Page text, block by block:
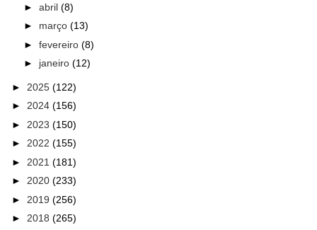
► abril (8)
► março (13)
► fevereiro (8)
► janeiro (12)
► 2025 (122)
► 2024 (156)
► 2023 (150)
► 2022 (155)
► 2021 (181)
► 2020 (233)
► 2019 (256)
► 2018 (265)